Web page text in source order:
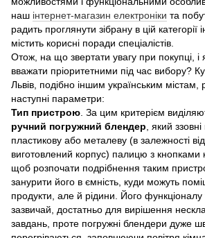
наш інтернет-магазин електроніки та
радить проглянути зібрану в цій
містить корисні поради спеціалістів.
Отож, на що звертати увагу при покупці, і
вважати пріоритетними під час вибору?
Львів, подібно іншим українським містам,
наступні параметри:
Тип пристрою. За цим критерієм
ручний погружний блендер, який
пластикову або металеву (в залежності
виготовлений корпус) палицю з кнопками
щоб розпочати подрібнення таким
занурити його в ємність, куди можуть
продукти, але й рідини. Його функціоналу
зазвичай, достатньо для вирішення
завдань, проте погружні блендери дуже